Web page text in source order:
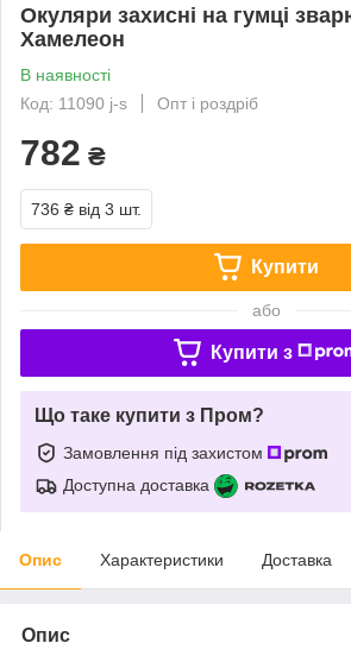
Окуляри захисні на гумці
Хамелеон
В наявності
Код: 11090 j-s
Опт і роздріб
782 ₴
736 ₴ від 3 шт.
Купити
або
Купити з
Що таке купити з Пром?
Замовлення під захистом
Доступна доставка
Опис Характеристики Доставка
Опис